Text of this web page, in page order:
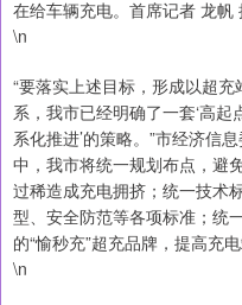
在给车辆充电。首席记者 龙帆
\n
“要落实上述目标，形成以超
系，我市已经明确了一套‘高
系化推进’的策略。”市经济信
中，我市将统一规划布点，避
过稀造成充电拥挤；统一技术
型、安全防范等各项标准；统
的“愉秒充”超充品牌，提高充电
\n